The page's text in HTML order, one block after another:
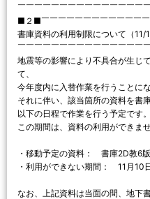
￣￣￣￣￣￣￣￣￣￣￣￣￣￣￣
■２■￣￣￣￣￣￣￣￣￣￣￣￣
書庫資料の利用制限について（11/
￣￣￣￣￣￣￣￣￣￣￣￣￣￣￣
地震等の影響により不具合が生じ
て、
今年度内に入替作業を行うことにな
それに伴い、該当箇所の資料を書
以下の日程で作業を行う予定です。
この期間は、資料の利用ができま
・移動予定の資料： 書庫2D教6
・利用ができない期間： 11月10
なお、上記資料は当面の間、地下